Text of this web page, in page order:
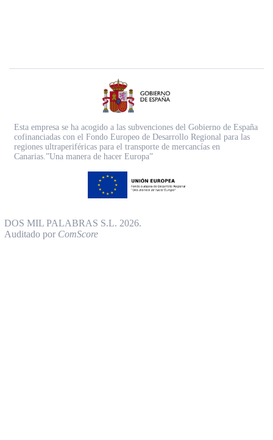
Esta empresa se ha acogido a las subvenciones del Gobierno de España
cofinanciadas con el Fondo Europeo de Desarrollo Regional para las
regiones ultraperiféricas para el transporte de mercancías en
Canarias.”Una manera de hacer Europa”
DOS MIL PALABRAS S.L. 2026.
Auditado por ComScore